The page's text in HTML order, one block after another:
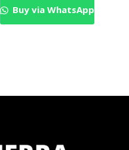
Buy via WhatsApp